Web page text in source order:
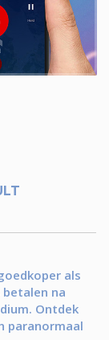
als
na
Ontdek
paranormaal